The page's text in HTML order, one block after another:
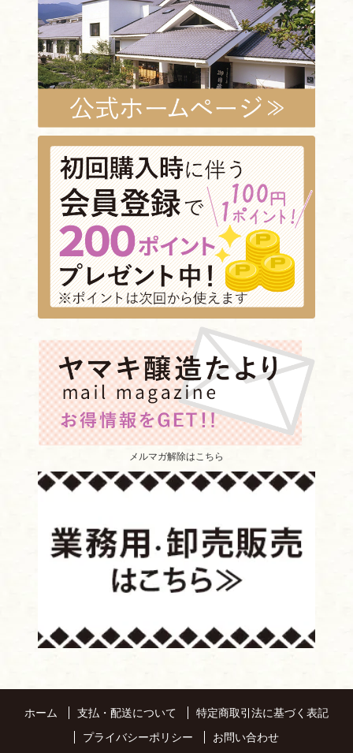
メルマガ解除はこちら
ホーム 支払・配送について
特定商取引法に基づく表記
プライバシーポリシー
お問い合わせ